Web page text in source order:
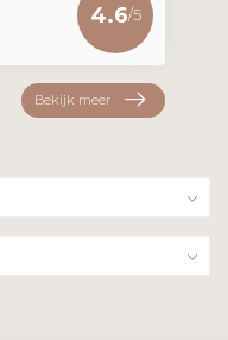
4.6/5
Bekijk meer